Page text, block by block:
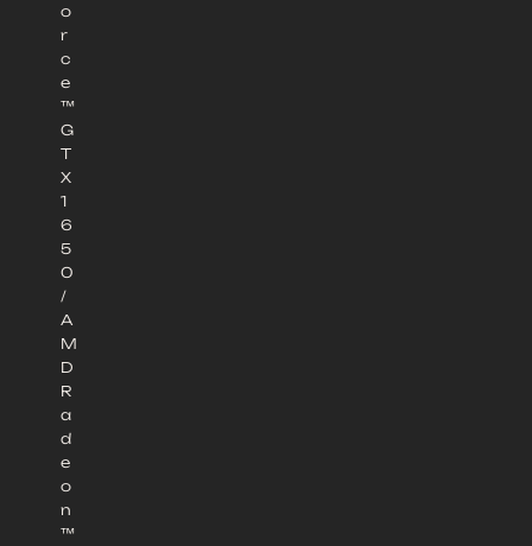
o
r
c
e
™
G
T
X
1
6
5
0
/
A
M
D
R
a
d
e
o
n
™